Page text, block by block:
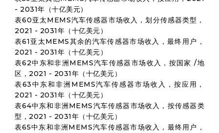
- 2031年（十亿美元）
表60亚太MEMS汽车传感器市场收入，划分传感器类型，
2021 - 2031年（十亿美元）
表61亚太MEMS其余的汽车传感器市场收入，最终用户，
2021 - 2031年（十亿美元）
表62中东和非洲MEMS汽车传感器市场收入，按国家 /地
区，2021 - 2031年（十亿美元）
表63中东和非洲MEMS汽车传感器市场收入，按应用，
2021 - 2031年（十亿美元）
表64中东和非洲MEMS汽车传感器市场收入，按传感器类
型，2021 - 2031年（十亿美元）
表65中东和非洲MEMS汽车传感器市场收入，最终用户，